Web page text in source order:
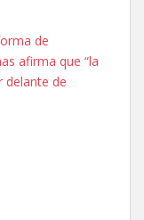
tiene miedo a la
de
afirma que “la
delante de